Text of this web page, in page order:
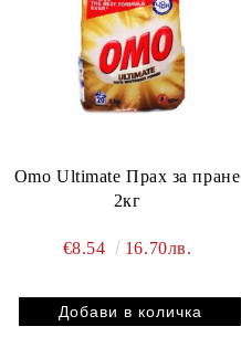
Omo Ultimate Прах за пране
2кг
€8.54 16.70лв.